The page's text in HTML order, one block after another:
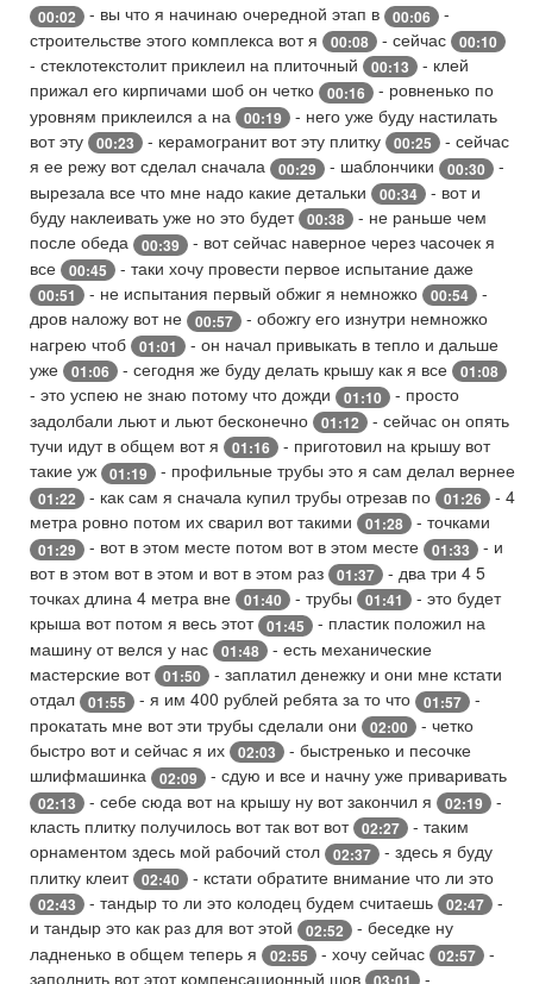
00:02 - вы что я начинаю очередной этап в 00:06
-
строительстве этого комплекса вот я
00:08 - сейчас 00:10
- стеклотекстолит приклеил на плиточный 00:13
- клей
прижал его кирпичами шоб он четко
00:16
- ровненько по
уровням приклеился а на
00:19
- него уже буду настилать
вот эту
00:23 - керамогранит вот эту плитку 00:25
- сейчас
я ее режу вот сделал сначала
00:29 - шаблончики 00:30
-
вырезала все что мне надо какие детальки
00:34
- вот и
буду наклеивать уже но это будет 00:38
- не раньше чем
после обеда
00:39
- вот сейчас наверное через часочек я
все
00:45 - таки хочу провести первое испытание даже
00:51 - не испытания первый обжиг я немножко 00:54
-
дров наложу вот не
00:57
- обожгу его изнутри немножко
нагрею чтоб
01:01
- он начал привыкать в тепло и дальше
уже
01:06 - сегодня же буду делать крышу как я все 01:08
- это успею не знаю потому что дожди 01:10
- просто
задолбали льют и льют бесконечно
01:12
- сейчас он опять
тучи идут в общем вот я
01:16
- приготовил на крышу вот
такие уж
01:19 - профильные трубы это я сам делал вернее
01:22 - как сам я сначала купил трубы отрезав по 01:26
- 4
метра ровно потом их сварил вот такими
01:28 - точками
01:29 - вот в этом месте потом вот в этом месте 01:33
- и
вот в этом вот в этом и вот в этом раз
01:37
- два три 4 5
точках длина 4 метра вне
01:40 - трубы 01:41
- это будет
крыша вот потом я весь этот 01:45
- пластик положил на
машину от велся у нас
01:48
- есть механические
мастерские вот 01:50
- заплатил денежку и они мне кстати
отдал
01:55 - я им 400 рублей ребята за то что 01:57
-
прокатать мне вот эти трубы сделали они
02:00
- четко
быстро вот и сейчас я их
02:03
- быстренько и песочке
шлифмашинка
02:09 - сдую и все и начну уже приваривать
02:13 - себе сюда вот на крышу ну вот закончил я 02:19
-
класть плитку получилось вот так вот вот 02:27
- таким
орнаментом здесь мой рабочий стол
02:37
- здесь я буду
плитку клеит 02:40 - кстати обратите внимание что ли это
02:43 - тандыр то ли это колодец будем считаешь 02:47
-
и тандыр это как раз для вот этой
02:52
- беседке ну
ладненько в общем теперь я
02:55 - хочу сейчас 02:57
-
заполнить вот этот компенсационный шов
-